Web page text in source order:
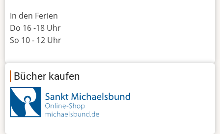
In den Ferien
Do 16 -18 Uhr
So 10 - 12 Uhr
Bücher kaufen